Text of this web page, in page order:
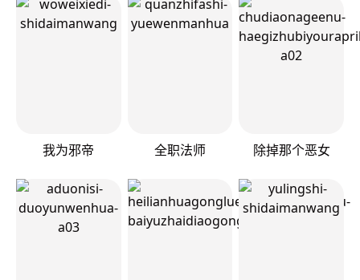
我为邪帝 全职法师 除掉那个恶女